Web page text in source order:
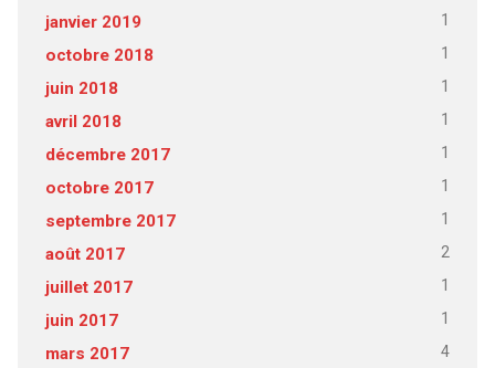
janvier 2019 1
octobre 2018 1
juin 2018 1
avril 2018 1
décembre 2017 1
octobre 2017 1
septembre 2017 1
août 2017 2
juillet 2017 1
juin 2017 1
mars 2017 4